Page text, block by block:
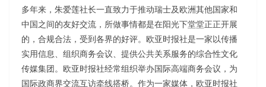
多年来，朱爱莲社长一直致力于推动瑞士及欧洲其他国家和
中国之间的友好交流，所做事情都是在阳光下堂堂正正开展
的，合规合法，受到各界的好评。欧亚时报社是一家以传播
实用信息、组织商务会议、提供公共关系服务的综合性文化
传媒集团。欧亚时报社经常组织举办国际高端商务会议，为
国际政商界交流互访牵线搭桥。作为一家媒体，欧亚时报社